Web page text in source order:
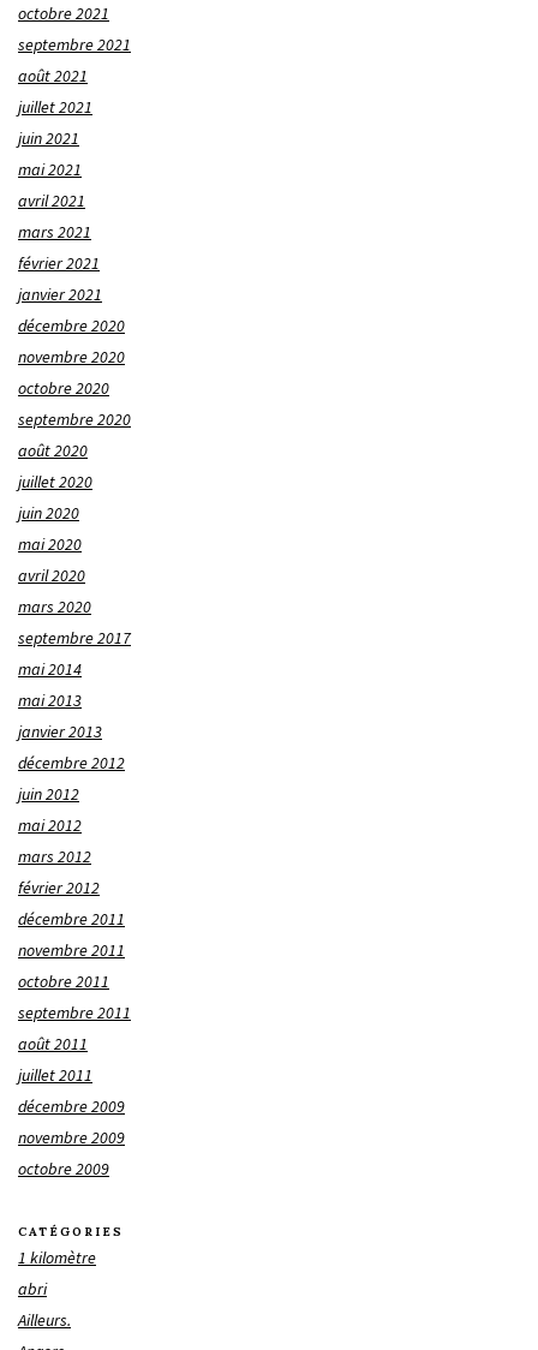
octobre 2021
septembre 2021
août 2021
juillet 2021
juin 2021
mai 2021
avril 2021
mars 2021
février 2021
janvier 2021
décembre 2020
novembre 2020
octobre 2020
septembre 2020
août 2020
juillet 2020
juin 2020
mai 2020
avril 2020
mars 2020
septembre 2017
mai 2014
mai 2013
janvier 2013
décembre 2012
juin 2012
mai 2012
mars 2012
février 2012
décembre 2011
novembre 2011
octobre 2011
septembre 2011
août 2011
juillet 2011
décembre 2009
novembre 2009
octobre 2009
CATÉGORIES
1 kilomètre
abri
Ailleurs.